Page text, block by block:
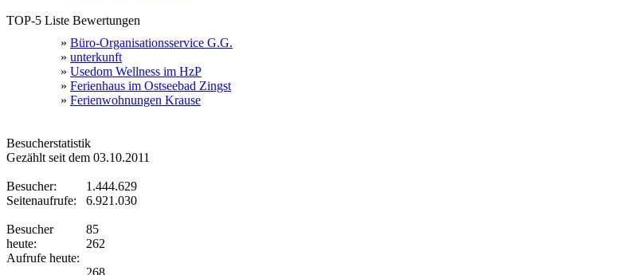
TOP-5 Liste Bewertungen
» Büro-Organisationsservice G.G.
» unterkunft
» Usedom Wellness im HzP
» Ferienhaus im Ostseebad Zingst
» Ferienwohnungen Krause
Besucherstatistik
Gezählt seit dem 03.10.2011
Besucher:
Seitenaufrufe:
Besucher
heute:
Aufrufe heute:
1.444.629
6.921.030
85
262